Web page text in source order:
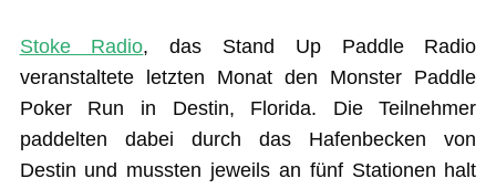
Stoke Radio, das Stand Up Paddle Radio
veranstaltete letzten Monat den Monster Paddle
Poker Run in Destin, Florida. Die Teilnehmer
paddelten dabei durch das Hafenbecken von
Destin und mussten jeweils an fünf Stationen halt